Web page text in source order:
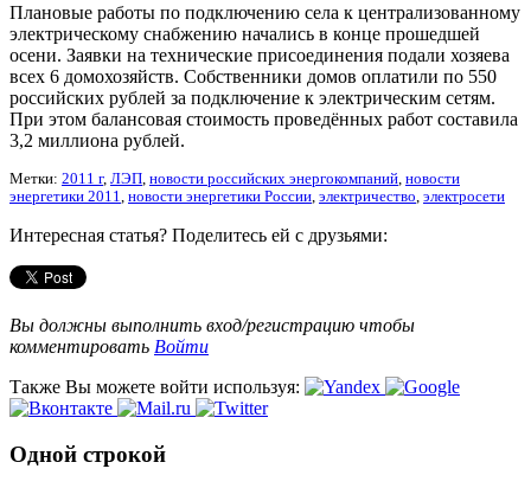
Плановые работы по подключению села к централизованному
электрическому снабжению начались в конце прошедшей
осени. Заявки на технические присоединения подали хозяева
всех 6 домохозяйств. Собственники домов оплатили по 550
российских рублей за подключение к электрическим сетям.
При этом балансовая стоимость проведённых работ составила
3,2 миллиона рублей.
Метки: 2011 г, ЛЭП, новости российских энергокомпаний, новости
энергетики 2011, новости энергетики России, электричество, электросети
Интересная статья? Поделитесь ей с друзьями:
Вы должны выполнить вход/регистрацию чтобы
комментировать Войти
Также Вы можете войти используя:
Одной строкой